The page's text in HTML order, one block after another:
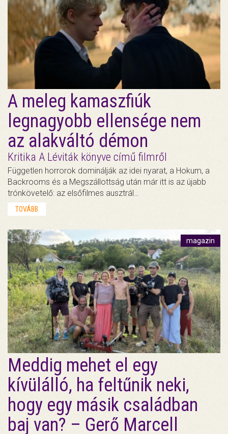
A meleg kamaszfiúk
legnagyobb ellensége nem
az alakváltó démon
Kritika A Léviták könyve című filmről
Független horrorok dominálják az idei nyarat, a Hokum, a
Backrooms és a Megszállottság után már itt is az újabb
trónkövetelő: az elsőfilmes ausztrál…
TOVÁBB
magazin
Meddig mehet el egy
kívülálló, ha feltűnik neki,
hogy egy másik családban
baj van? – Gerő Marcell